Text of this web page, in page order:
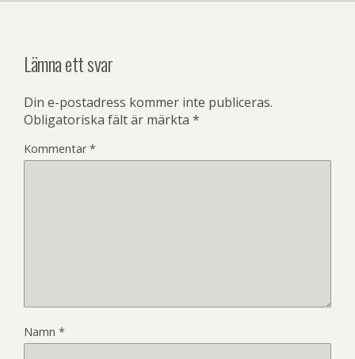
Lämna ett svar
Din e-postadress kommer inte publiceras.
Obligatoriska fält är märkta *
Kommentar*
Namn *